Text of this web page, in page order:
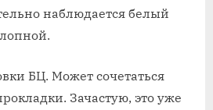
наблюдается белый
БЦ. Может сочетаться
Зачастую, это уже